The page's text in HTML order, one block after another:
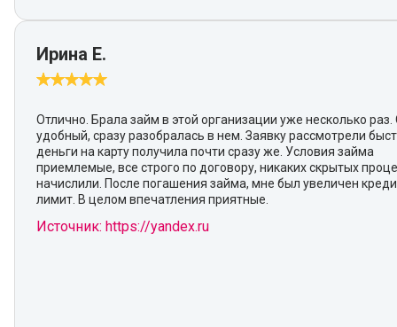
Ирина Е.
Отлично. Брала займ в этой организации уже несколько раз.
удобный, сразу разобралась в нем. Заявку рассмотрели
деньги на карту получила почти сразу же. Условия займа
приемлемые, все строго по договору, никаких скрытых
начислили. После погашения займа, мне был увеличен
лимит. В целом впечатления приятные.
Источник: https://yandex.ru